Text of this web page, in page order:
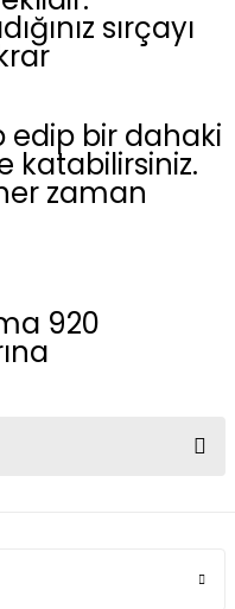
sırçayı
edip bir dahaki
katabilirsiniz.
zaman
920